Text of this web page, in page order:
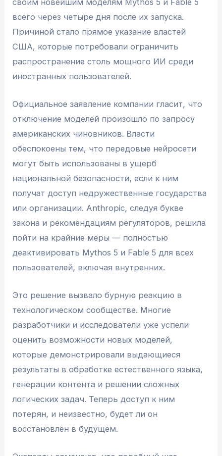
всего через четыре дня после их запуска.
Причиной стало прямое указание властей
США, которые потребовали ограничить
распространение столь мощного ИИ среди
иностранных пользователей.
Официальное заявление компании гласит, что
отключение моделей произошло по запросу
американских чиновников. Власти
обеспокоены тем, что передовые нейросети
могут быть использованы в ущерб
национальной безопасности, если к ним
получат доступ недружественные государства
или организации. Anthropic, следуя букве
закона и рекомендациям регуляторов, решила
пойти на крайние меры — полностью
деактивировать Mythos 5 и Fable 5 для всех
пользователей, включая внутренних.
Это решение вызвало бурную реакцию в
технологическом сообществе. Многие
разработчики и исследователи уже успели
оценить возможности новых моделей,
которые демонстрировали выдающиеся
результаты в обработке естественного языка,
генерации контента и решении сложных
логических задач. Теперь доступ к ним
потерян, и неизвестно, будет ли он
восстановлен в будущем.